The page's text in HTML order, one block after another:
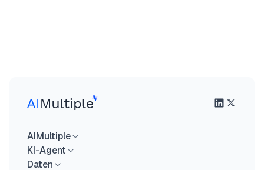
AIMultiple
KI-Agent
Daten